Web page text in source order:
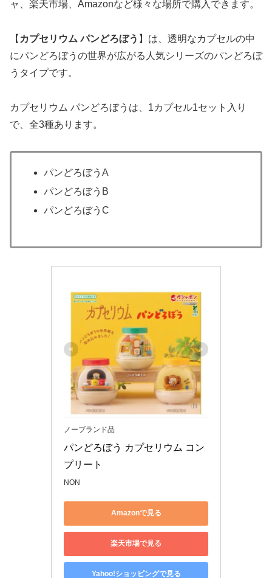
ャ、楽天市場、Amazonなど様々な場所で購入できます。
【 カプセリウム パンどろぼう 】は、透明なカプセルの中
にパンどろぼうの世界が広がる人気シリーズのパンどろぼ
うタイプです。
カプセリウム パンどろぼうは、1カプセル1セット入り
で、全3種あります。
パンどろぼうA
パンどろぼうB
パンどろぼうC
ノーブランド品
パンどろぼう カプセリウム コン
プリート
NON
Amazonで見る
楽天市場で見る
Yahoo!ショッピングで見る